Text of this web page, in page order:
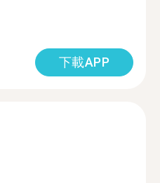
下載APP